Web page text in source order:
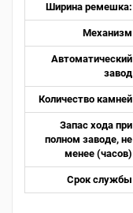
Ширина ремешка:
Механизм
Автоматический
завод
Количество камней
Запас хода при
полном заводе, не
менее (часов)
Срок службы